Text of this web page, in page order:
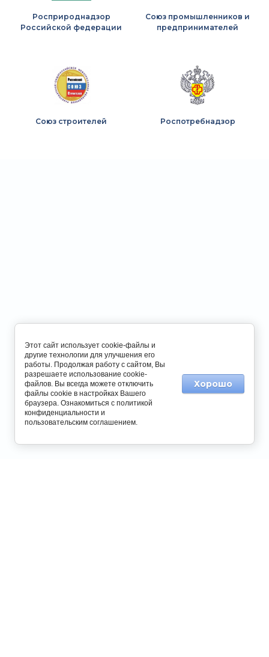
Росприроднадзор
Российской федерации
Союз промышленников и
предпринимателей
Союз строителей Роспотребнадзор
Этот сайт использует cookie-файлы и
другие технологии для улучшения его
работы. Продолжая работу с сайтом, Вы
разрешаете использование cookie-
файлов. Вы всегда можете отключить
файлы cookie в настройках Вашего
браузера. Ознакомиться с политикой
конфиденциальности и
пользовательским соглашением.
Хорошо